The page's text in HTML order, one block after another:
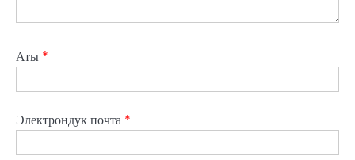
Аты *
Электрондук почта *